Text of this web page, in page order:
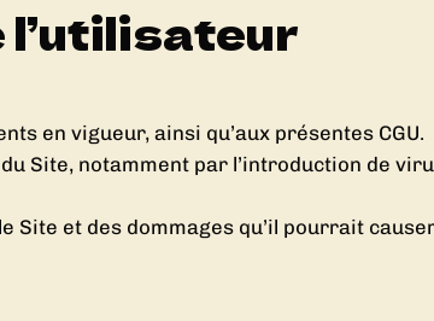
en vigueur, ainsi qu’aux présentes CGU.
Site, notamment par l’introduction de
et des dommages qu’il pourrait